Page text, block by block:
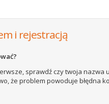
i rejestracją
sprawdź czy twoja nazwa
że problem powoduje błędna